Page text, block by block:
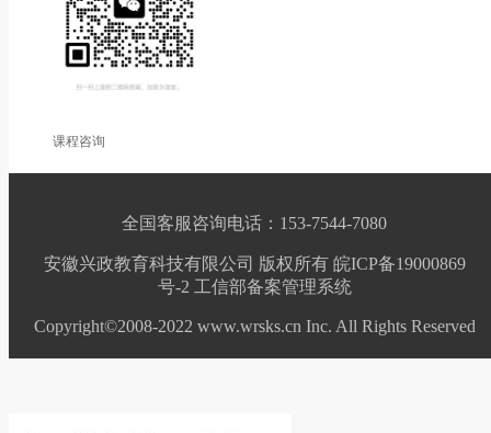
课程咨询
全国客服咨询电话：153-7544-7080
安徽兴政教育科技有限公司 版权所有 皖ICP备19000869
号-2 工信部备案管理系统
Copyright©2008-2022 www.wrsks.cn Inc. All Rights Reserved